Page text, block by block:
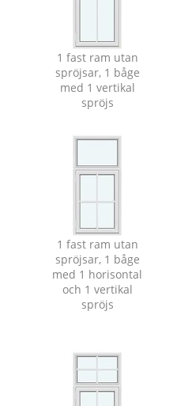
1 fast ram utan
spröjsar, 1 båge
med 1 vertikal
spröjs
1 fast ram utan
spröjsar, 1 båge
med 1 horisontal
och 1 vertikal
spröjs